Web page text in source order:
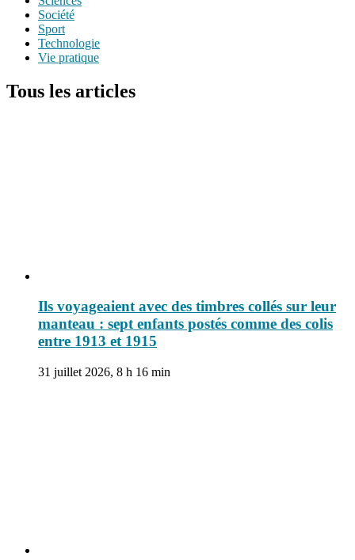
Société
Sport
Technologie
Vie pratique
Tous les articles
Ils voyageaient avec des timbres collés sur leur
manteau : sept enfants postés comme des colis
entre 1913 et 1915
31 juillet 2026, 8 h 16 min